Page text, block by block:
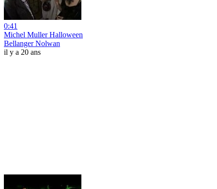
0:41
Michel Muller Halloween
Bellanger Nolwan
il y a 20 ans